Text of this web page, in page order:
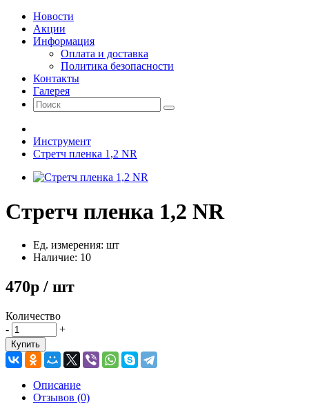
Новости
Акции
Информация
Оплата и доставка
Политика безопасности
Контакты
Галерея
Инструмент
Стретч пленка 1,2 NR
Стретч пленка 1,2 NR
Ед. измерения: шт
Наличие: 10
470р / шт
Количество
-
+
Купить
Описание
Отзывов (0)